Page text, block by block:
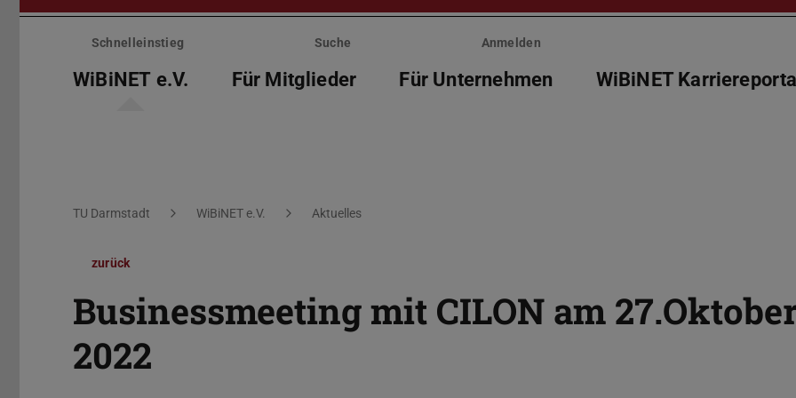
Menü
überspringenSchnelleinstieg Suche Anmelden
WiBiNET e.V. Für Mitglieder Für Unternehmen WiBiNET Karriereportal
Sie befinden sich hier:
TU Darmstadt WiBiNET e.V. Aktuelles
zurück
Businessmeeting mit CILON am
2022